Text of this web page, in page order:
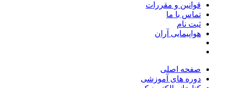
قوانین و مقررات
تماس با ما
ثبت نام
هواپیمایی آران
صفحه اصلی
دوره های آموزشی